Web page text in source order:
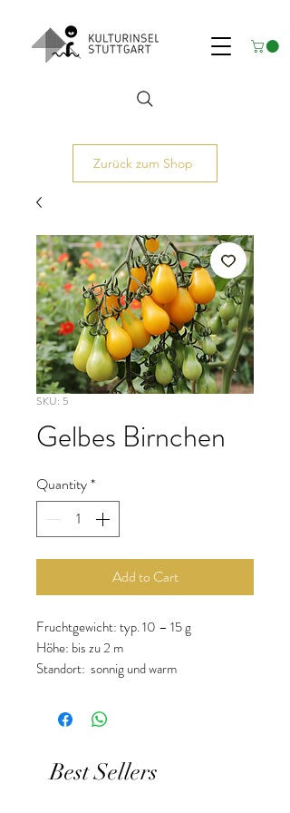
Zurück zum Shop
SKU: 5
Gelbes Birnchen
Quantity*
Add to Cart
Fruchtgewicht: typ. 10 – 15 g
Höhe: bis zu 2 m
Standort: sonnig und warm
Aussaat im Freien: ab Mitte Mai
Geschmack: süß-fruchtig, mild
Best Sellers